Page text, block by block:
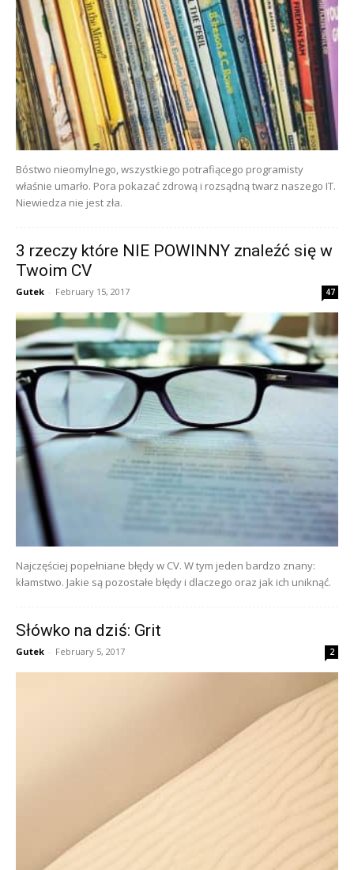
Bóstwo nieomylnego, wszystkiego potrafiącego programisty
właśnie umarło. Pora pokazać zdrową i rozsądną twarz naszego IT.
Niewiedza nie jest zła.
3 rzeczy które NIE POWINNY znaleźć się w
Twoim CV
Gutek - February 15, 2017 47
Najczęściej popełniane błędy w CV. W tym jeden bardzo znany:
kłamstwo. Jakie są pozostałe błędy i dlaczego oraz jak ich uniknąć.
Słówko na dziś: Grit
Gutek - February 5, 2017 2